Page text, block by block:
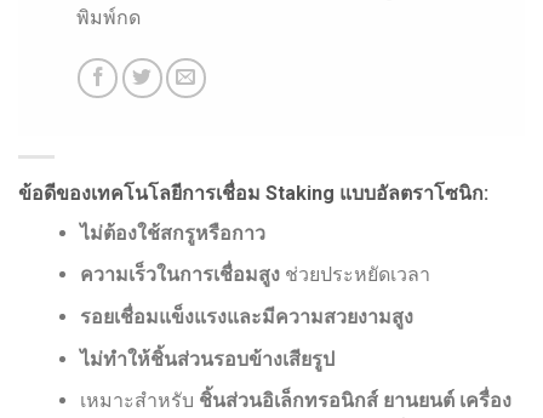
พิมพ์กด
ข้อดีของเทคโนโลยีการเชื่อม Staking แบบอัลตราโซนิก:
ไม่ต้องใช้สกรูหรือกาว
ความเร็วในการเชื่อมสูงช่วยประหยัดเวลา
รอยเชื่อมแข็งแรงและมีความสวยงามสูง
ไม่ทำให้ชิ้นส่วนรอบข้างเสียรูป
เหมาะสำหรับ ชิ้นส่วนอิเล็กทรอนิกส์ ยานยนต์ เครื่อง